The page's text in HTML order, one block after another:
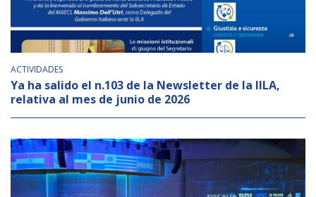
ACTIVIDADES
Ya ha salido el n.103 de la Newsletter de la IILA,
relativa al mes de junio de 2026